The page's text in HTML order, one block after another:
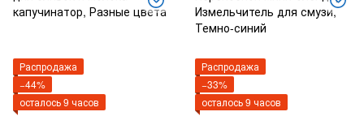
Распродажа
−44%
осталось 9 часов
Распродажа
−33%
осталось 9 часов